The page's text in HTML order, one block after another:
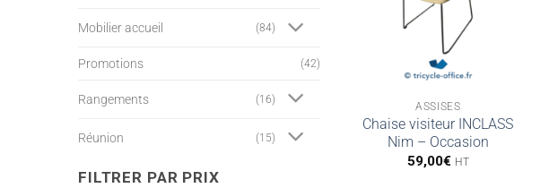
Mobilier accueil (84)
Promotions (42)
Rangements (16)
Réunion (15)
FILTRER PAR PRIX
ASSISES
Chaise visiteur INCLASS
Nim – Occasion
59,00€ HT